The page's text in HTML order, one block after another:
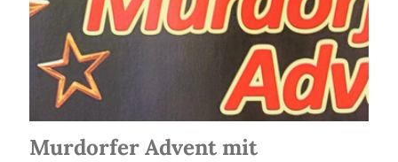
Murdorfer Advent mit